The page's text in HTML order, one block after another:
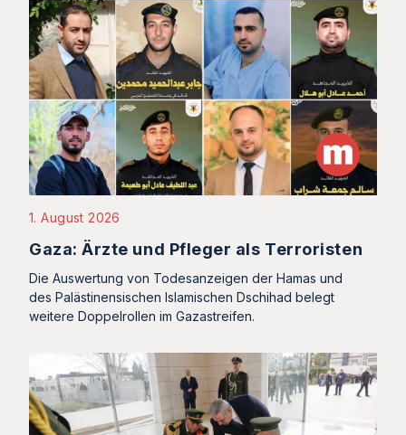
1. August 2026
Gaza: Ärzte und Pfleger als Terroristen
Die Auswertung von Todesanzeigen der Hamas und
des Palästinensischen Islamischen Dschihad belegt
weitere Doppelrollen im Gazastreifen.